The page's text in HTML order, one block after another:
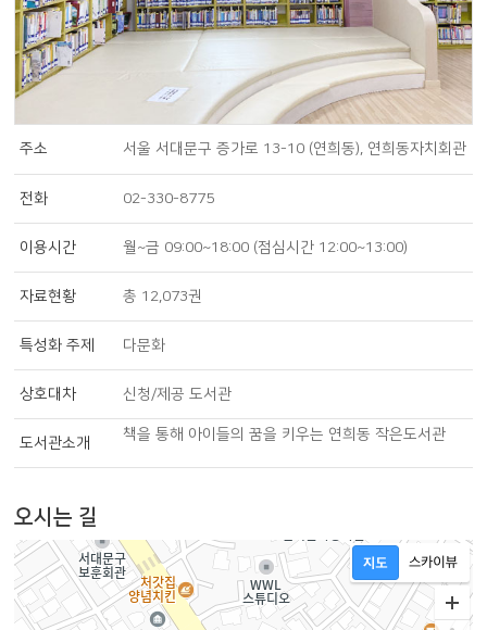
주소 서울 서대문구 증가로 13-10 (연희동), 연희동자치회관
전화 02-330-8775
이용시간 월~금 09:00~18:00 (점심시간 12:00~13:00)
자료현황 총 12,073권
특성화 주제 다문화
상호대차 신청/제공 도서관
도서관소개 책을 통해 아이들의 꿈을 키우는 연희동 작은도서관
오시는 길